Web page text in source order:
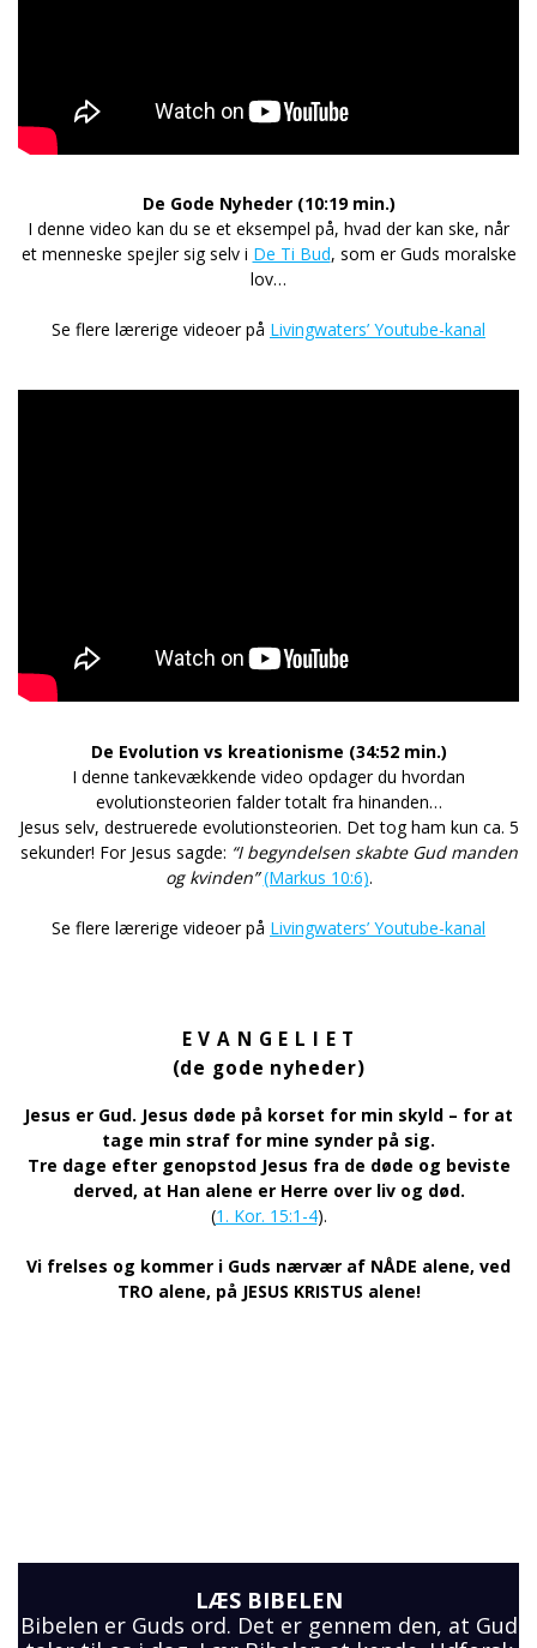
De Gode Nyheder (10:19 min.)
I denne video kan du se et eksempel på, hvad der kan ske, når
et menneske spejler sig selv i De Ti Bud, som er Guds moralske
lov…
Se flere lærerige videoer på Livingwaters’ Youtube-kanal
De Evolution vs kreationisme (34:52 min.)
I denne tankevækkende video opdager du hvordan
evolutionsteorien falder totalt fra hinanden…
Jesus selv, destruerede evolutionsteorien. Det tog ham kun ca. 5
sekunder! For Jesus sagde: “I begyndelsen skabte Gud manden
og kvinden” (Markus 10:6).
Se flere lærerige videoer på Livingwaters’ Youtube-kanal
E V A N G E L I E T
(de gode nyheder)
Jesus er Gud. Jesus døde på korset for min skyld – for at
tage min straf for mine synder på sig.
Tre dage efter genopstod Jesus fra de døde og beviste
derved, at Han alene er Herre over liv og død.
(1. Kor. 15:1-4).
Vi frelses og kommer i Guds nærvær af NÅDE alene, ved
TRO alene, på JESUS KRISTUS alene!
LÆS BIBELEN
Bibelen er Guds ord. Det er gennem den, at Gud